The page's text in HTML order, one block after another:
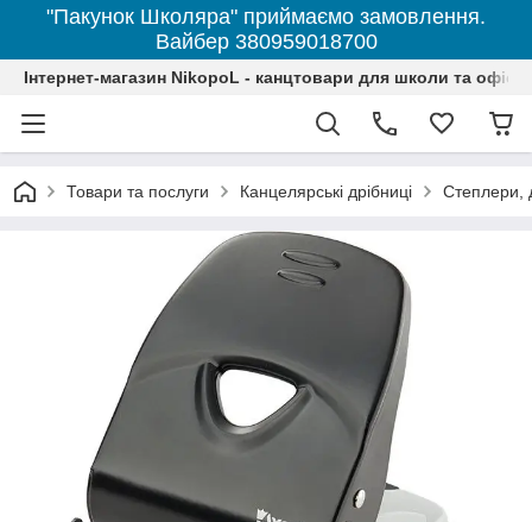
"Пакунок Школяра" приймаємо замовлення.
Вайбер 380959018700
Інтернет-магазин NikopoL - канцтовари для школи та офісу
Товари та послуги Канцелярські дрібниці Степлери,